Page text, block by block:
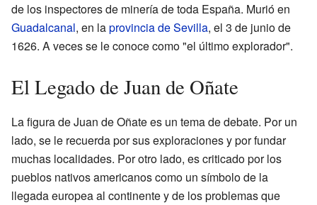
de los inspectores de minería de toda España. Murió en
Guadalcanal, en laprovincia de Sevilla, el 3 de junio de
1626. A veces se le conoce como "el último explorador".
El Legado de Juan de Oñate
La figura de Juan de Oñate es un tema de debate. Por un
lado, se le recuerda por sus exploraciones y por fundar
muchas localidades. Por otro lado, es criticado por los
pueblos nativos americanos como un símbolo de la
llegada europea al continente y de los problemas que